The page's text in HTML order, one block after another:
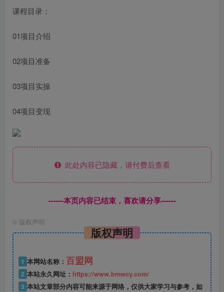
课程目录：
01项目介绍
02项目准备
03项目实操
04项目变现
此处内容已隐藏，请付费后查看
------本页内容已结束，喜欢请分享------
© 版权声明
版权声明
1 本网站名称： 百盟网
2 本站永久网址： https://www.bmwcy.com/
3 本站文章部分内容可能来源于网络，仅供大家学习与参考，如